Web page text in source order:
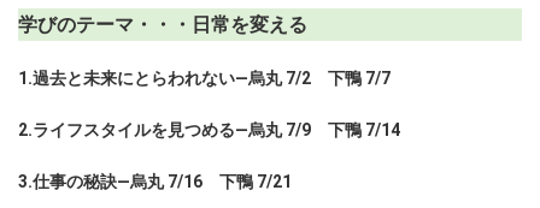
学びのテーマ・・・日常を変える
1.過去と未来にとらわれない―烏丸 7/2 下鴨 7/7
2.ライフスタイルを見つめる―烏丸 7/9 下鴨 7/14
3.仕事の秘訣―烏丸 7/16 下鴨 7/21